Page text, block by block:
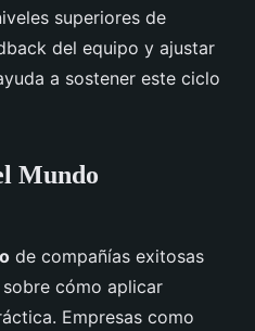
superiores de
del equipo y ajustar
a sostener este ciclo
Mundo
de compañías exitosas
cómo aplicar
Empresas como